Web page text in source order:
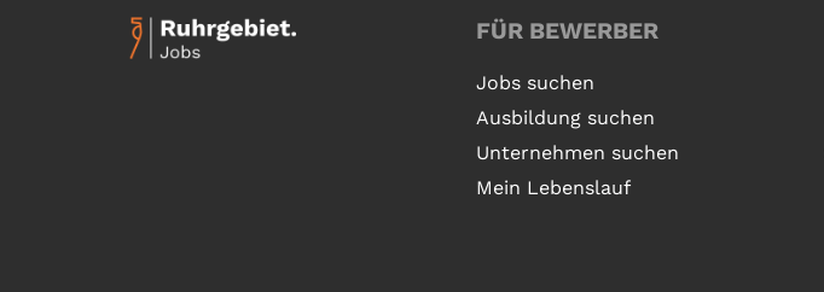
FÜR BEWERBER
Jobs suchen
Ausbildung suchen
Unternehmen suchen
Mein Lebenslauf